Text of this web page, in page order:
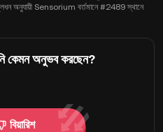
অনুযায়ী Sensorium বর্তমানে #2489 স্থানে
কেমন অনুভব করছেন?
বিয়ারিশ